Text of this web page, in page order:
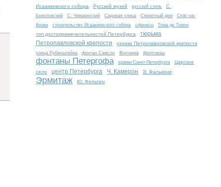
Исаакиевского собора
Русский музей русский стиль
С.
Бржозовский
С. Чевакинский Садовая улица Секретный дом
Спас-на-
Крови
строительство Исаакиевского собора сфинксы Тома де Томон
топ достопримечательностей Петербурга
тюрьма
Петропавловской крепости
узники Петропавловской крепости
улица Рубинштейна фонтан Самсон Фонтанка фонтаны
фонтаны Петергофа храмы Санкт-Петербурга
Царское
село
центр Петербурга Ч. Камерон Э. Фальконе
Эрмитаж Ю. Фельтен